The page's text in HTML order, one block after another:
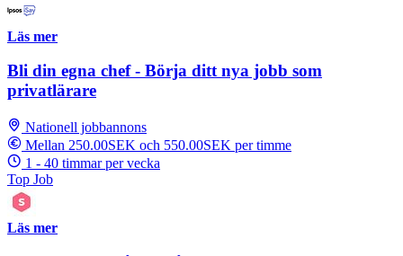
Läs mer
Bli din egna chef - Börja ditt nya jobb som
privatlärare
Nationell jobbannons
Mellan 250.00SEK och 550.00SEK per timme
1 - 40 timmar per vecka
Top Job
Läs mer